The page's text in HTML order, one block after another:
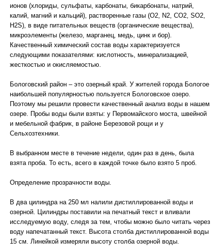
ионов (хлориды, сульфаты, карбонаты, бикарбонаты, натрий,
калий, магний и кальций), растворенные газы (O2, N2, CO2, SO2,
H2S), в виде питательных веществ (органические вещества),
микроэлементы (железо, марганец, медь, цинк и бор).
Качественный химический состав воды характеризуется
следующими показателями: кислотность, минерализацией,
жесткостью и окисляемостью.
Бологовский район – это озерный край. У жителей города Бологое
наибольшей популярностью пользуется Бологовское озеро.
Поэтому мы решили провести качественный анализ воды в нашем
озере. Пробы воды были взяты: у Первомайского моста, швейной
и мебельной фабрик, в районе Березовой рощи и у
Сельхозтехники.
В выбранном месте в течение недели, один раз в день, была
взята проба. То есть, всего в каждой точке было взято 5 проб.
Определение прозрачности воды.
В два цилиндра на 250 мл налили дистиллированной воды и
озерной. Цилиндры поставили на печатный текст и вливали
исследуемую воду, следя за тем, чтобы можно было читать через
воду напечатанный текст. Высота столба дистиллированной воды
15 см. Линейкой измеряли высоту столба озерной воды.